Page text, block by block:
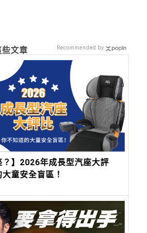
文章
？】2026年成長型汽座大評
童安全盲區！
Recommended by